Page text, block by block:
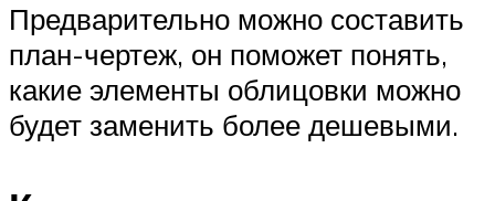
Предварительно можно составить
план-чертеж, он поможет понять,
какие элементы облицовки можно
будет заменить более дешевыми.